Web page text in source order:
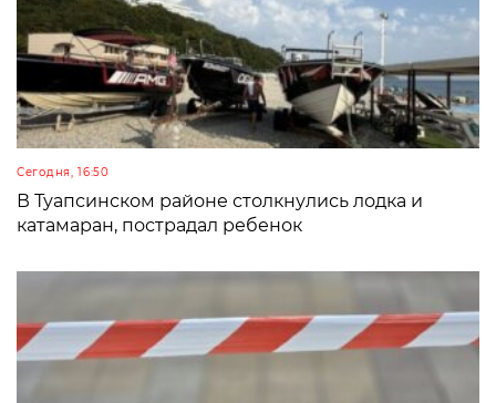
Сегодня, 16:50
В Туапсинском районе столкнулись лодка и
катамаран, пострадал ребенок